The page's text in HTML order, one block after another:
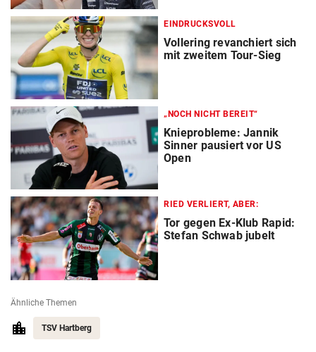
EINDRUCKSVOLL
Vollering revanchiert sich
mit zweitem Tour-Sieg
„NOCH NICHT BEREIT“
Knieprobleme: Jannik
Sinner pausiert vor US
Open
RIED VERLIERT, ABER:
Tor gegen Ex-Klub Rapid:
Stefan Schwab jubelt
Ähnliche Themen
TSV Hartberg